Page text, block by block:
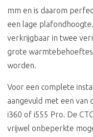
mm en is daarom
een lage
verkrijgbaar in twee
grote warmtebehoeftes
worden.
Voor een complete
aangevuld met een van
i360 of i555 Pro. De
vrijwel onbeperkte